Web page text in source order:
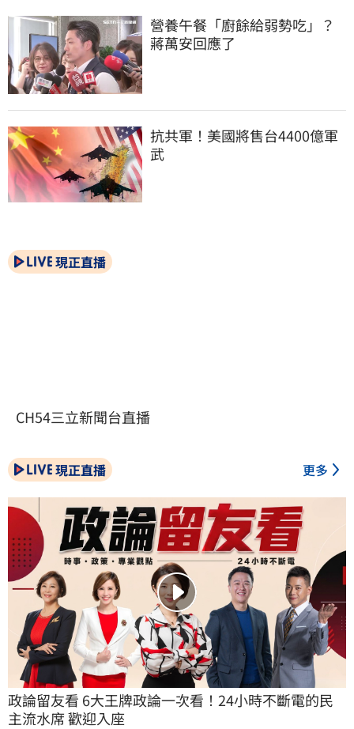
營養午餐「廚餘給弱勢吃」？
蔣萬安回應了
抗共軍！美國將售台4400億軍
武
現正直播
CH54三立新聞台直播
現正直播 更多
政論留友看 6大王牌政論一次看！24小時不斷電的民
主流水席 歡迎入座